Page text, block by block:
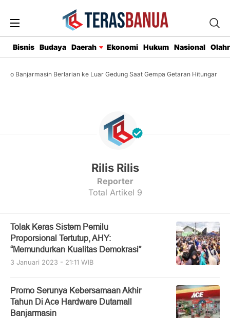
Bisnis Budaya Daerah Ekonomi Hukum Nasional
Banjarmasin Berlarian ke Luar Gedung Saat Gempa Getaran Hitungan
Rilis Rilis
Reporter
Total Artikel 9
Tolak Keras Sistem Pemilu
Proporsional Tertutup, AHY:
“Memundurkan Kualitas Demokrasi”
3 Januari 2023 - 21:11 WIB
Promo Serunya Kebersamaan Akhir
Tahun Di Ace Hardware Dutamall
Banjarmasin